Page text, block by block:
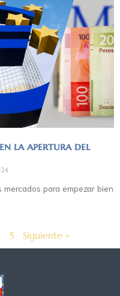
la apertura del
para empezar bien
5 Siguiente »